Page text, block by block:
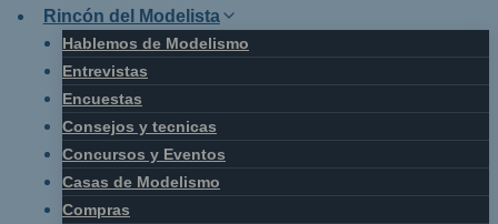
Rincón del Modelista
Hablemos de Modelismo
Entrevistas
Encuestas
Consejos y tecnicas
Concursos y Eventos
Casas de Modelismo
Compras